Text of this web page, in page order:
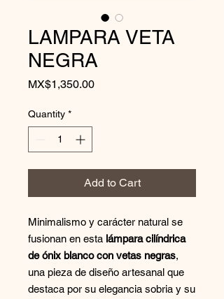
LAMPARA VETA
NEGRA
MX$1,350.00Price
Quantity *
Add to Cart
Minimalismo y carácter natural se
fusionan en esta lámpara cilíndrica
de ónix blanco con vetas negras,
una pieza de diseño artesanal que
destaca por su elegancia sobria y su